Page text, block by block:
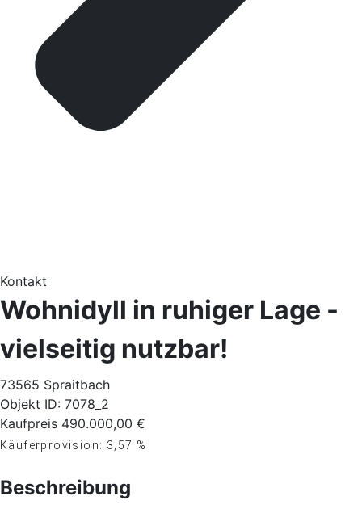
Kontakt
Wohnidyll in ruhiger Lage -
vielseitig nutzbar!
73565 Spraitbach
Objekt ID: 7078_2
Kaufpreis 490.000,00 €
Käuferprovision: 3,57 %
Beschreibung